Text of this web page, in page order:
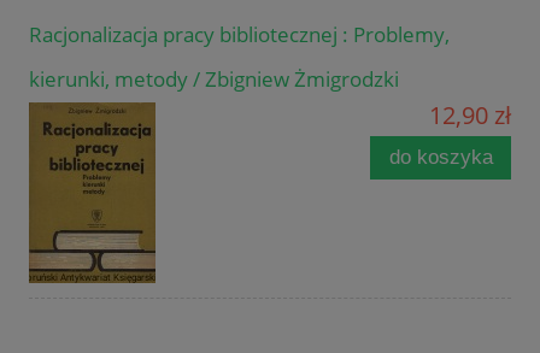
Racjonalizacja pracy bibliotecznej : Problemy,
kierunki, metody / Zbigniew Żmigrodzki
12,90 zł
do koszyka